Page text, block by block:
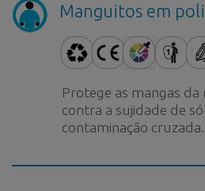
Manguitos em
Protege as mangas
contra a sujidade de
contaminação cruzada.